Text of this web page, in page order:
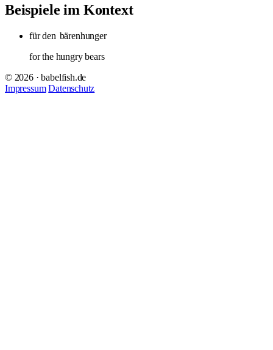
Beispiele im Kontext
für den bärenhunger
for the hungry bears
© 2026 · babelfish.de
Impressum Datenschutz